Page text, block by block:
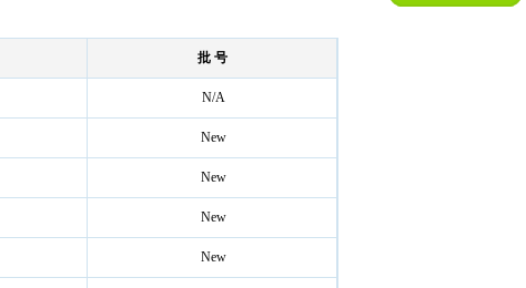
批 号
N/A
New
New
New
New